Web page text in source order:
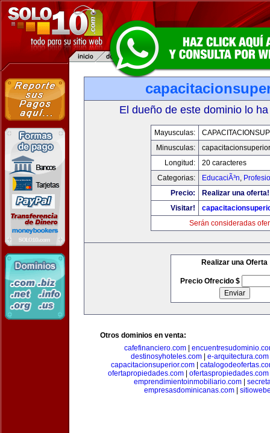
El dueño de este dominio lo
Mayusculas:
Minusculas:
Longitud:
20 caracteres
Categorias:
EducaciÃ³n,
Precio:
Realizar una oferta!
Visitar!
Serán consideradas
Realizar una Oferta
Precio Ofrecido $
Otros dominios en venta:
cafefinanciero.com
destinosyhoteles.com
e-arquitectura.com
capacitacionsuperior.com
ofertapropiedades.com
ofertaspropiedades.com
emprendimientoinmobiliario.com|
empresasdominicanas.com|